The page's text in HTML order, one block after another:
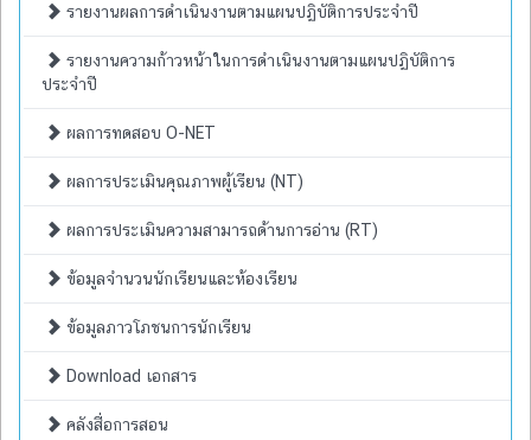
รายงานผลการดำเนินงานตามแผนปฏิบัติการประจำปี
รายงานความก้าวหน้าในการดำเนินงานตามแผนปฏิบัติการ
ประจำปี
ผลการทดสอบ O-NET
ผลการประเมินคุณภาพผู้เรียน (NT)
ผลการประเมินความสามารถด้านการอ่าน (RT)
ข้อมูลจำนวนนักเรียนและห้องเรียน
ข้อมูลภาวโภชนการนักเรียน
Download เอกสาร
คลังสื่อการสอน